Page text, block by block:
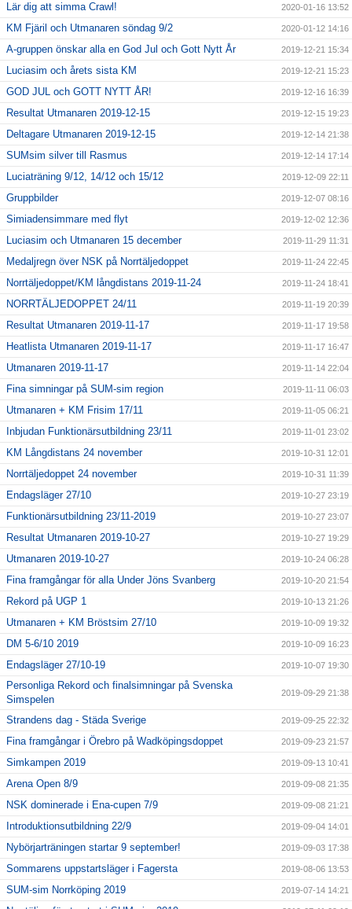
Lär dig att simma Crawl! 2020-01-16 13:52
KM Fjäril och Utmanaren söndag 9/2 2020-01-12 14:16
A-gruppen önskar alla en God Jul och Gott Nytt År 2019-12-21 15:34
Luciasim och årets sista KM 2019-12-21 15:23
GOD JUL och GOTT NYTT ÅR! 2019-12-16 16:39
Resultat Utmanaren 2019-12-15 2019-12-15 19:23
Deltagare Utmanaren 2019-12-15 2019-12-14 21:38
SUMsim silver till Rasmus 2019-12-14 17:14
Luciaträning 9/12, 14/12 och 15/12 2019-12-09 22:11
Gruppbilder 2019-12-07 08:16
Simiadensimmare med flyt 2019-12-02 12:36
Luciasim och Utmanaren 15 december 2019-11-29 11:31
Medaljregn över NSK på Norrtäljedoppet 2019-11-24 22:45
Norrtäljedoppet/KM långdistans 2019-11-24 2019-11-24 18:41
NORRTÄLJEDOPPET 24/11 2019-11-19 20:39
Resultat Utmanaren 2019-11-17 2019-11-17 19:58
Heatlista Utmanaren 2019-11-17 2019-11-17 16:47
Utmanaren 2019-11-17 2019-11-14 22:04
Fina simningar på SUM-sim region 2019-11-11 06:03
Utmanaren + KM Frisim 17/11 2019-11-05 06:21
Inbjudan Funktionärsutbildning 23/11 2019-11-01 23:02
KM Långdistans 24 november 2019-10-31 12:01
Norrtäljedoppet 24 november 2019-10-31 11:39
Endagsläger 27/10 2019-10-27 23:19
Funktionärsutbildning 23/11-2019 2019-10-27 23:07
Resultat Utmanaren 2019-10-27 2019-10-27 19:29
Utmanaren 2019-10-27 2019-10-24 06:28
Fina framgångar för alla Under Jöns Svanberg 2019-10-20 21:54
Rekord på UGP 1 2019-10-13 21:26
Utmanaren + KM Bröstsim 27/10 2019-10-09 19:32
DM 5-6/10 2019 2019-10-09 16:23
Endagsläger 27/10-19 2019-10-07 19:30
Personliga Rekord och finalsimningar på Svenska
Simspelen
2019-09-29 21:38
Strandens dag - Städa Sverige 2019-09-25 22:32
Fina framgångar i Örebro på Wadköpingsdoppet 2019-09-23 21:57
Simkampen 2019 2019-09-13 10:41
Arena Open 8/9 2019-09-08 21:35
NSK dominerade i Ena-cupen 7/9 2019-09-08 21:21
Introduktionsutbildning 22/9 2019-09-04 14:01
Nybörjarträningen startar 9 september! 2019-09-03 17:38
Sommarens uppstartsläger i Fagersta 2019-08-06 13:53
SUM-sim Norrköping 2019 2019-07-14 14:21